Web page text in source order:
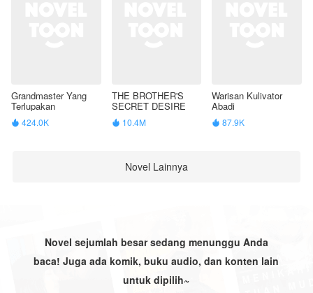
Grandmaster Yang
Terlupakan
 424.0K
THE BROTHER'S
SECRET DESIRE
 10.4M
Warisan Kulivator
Abadi
 87.9K
Novel Lainnya
Novel sejumlah besar sedang menunggu Anda
baca! Juga ada komik, buku audio, dan konten lain
untuk dipilih~